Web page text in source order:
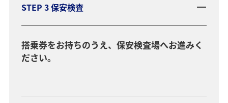
STEP 3 保安検査
搭乗券をお持ちのうえ、保安検査場へお進みく
ださい。